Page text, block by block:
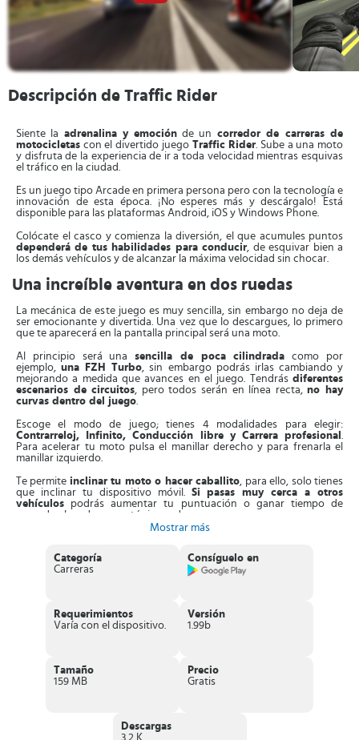
Descripción de Traffic Rider
Siente la adrenalina y emociónde un corredor de carreras de
motocicletas con el divertido juego Traffic Rider. Sube a una moto
y disfruta de la experiencia de ir a toda velocidad mientras esquivas
el tráfico en la ciudad.
Es un juego tipo Arcade en primera persona pero con la tecnología e
innovación de esta época. ¡No esperes más y descárgalo! Está
disponible para las plataformas Android, iOS y Windows Phone.
Colócate el casco y comienza la diversión, el que acumules puntos
dependerá de tus habilidades para conducir, de esquivar bien a
los demás vehículos y de alcanzar la máxima velocidad sin chocar.
Una increíble aventura en dos ruedas
La mecánica de este juego es muy sencilla, sin embargo no deja de
ser emocionante y divertida. Una vez que lo descargues, lo primero
que te aparecerá en la pantalla principal será una moto.
Al principio será unasencilla de poca cilindrada como por
ejemplo,una FZH Turbo, sin embargo podrás irlas cambiando y
mejorando a medida que avances en el juego. Tendrás diferentes
escenarios de circuitos, pero todos serán en línea recta,no hay
curvas dentro del juego.
Escoge el modo de juego; tienes 4 modalidades para elegir:
Contrarreloj, Infinito, Conducción libre y Carrera profesional .
Para acelerar tu moto pulsa el manillar derecho y para frenarla el
manillar izquierdo.
Te permite inclinar tu moto o hacer caballito, para ello, solo tienes
que inclinar tu dispositivo móvil. Si pasas muy cerca a otros
vehículos podrás aumentar tu puntuación o ganar tiempo de
acuerdo al modo que estés jugando.
carreteras de dos direcciones y obtener más tiempo o una
puntuación más alta.
, ¡Tú decides cuando! Adicionalmente,
disfrutarás de diferentes escenarios para que la carrera no se torne
aburrida.
habilidades y reflejos
esquivando los otros vehículos
posible, podrás reducir considerablemente la velocidad para que te
dé tiempo de esquivarlos.
Te ofrece la posibilidad de
Mostrar más
Categoría
Carreras
Consíguelo en
Requerimientos
Varía con el dispositivo.
Versión
1.99b
Tamaño
159 MB
Precio
Gratis
Descargas
3.2 K